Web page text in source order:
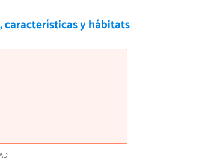
características y hábitats